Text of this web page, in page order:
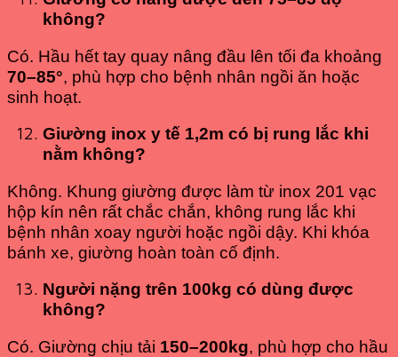
không?
Có. Hầu hết tay quay nâng đầu lên tối đa khoảng
70–85°, phù hợp cho bệnh nhân ngồi ăn hoặc
sinh hoạt.
Giường inox y tế 1,2m có bị rung lắc khi
nằm không?
Không. Khung giường được làm từ inox 201 vạc
hộp kín nên rất chắc chắn, không rung lắc khi
bệnh nhân xoay người hoặc ngồi dậy. Khi khóa
bánh xe, giường hoàn toàn cố định.
Người nặng trên 100kg có dùng được
không?
Có. Giường chịu tải 150–200kg, phù hợp cho hầu